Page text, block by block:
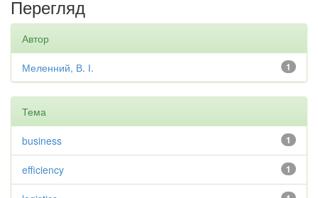
Перегляд
Автор
1
Меленний, В. І.
Тема
1
business
1
efficiency